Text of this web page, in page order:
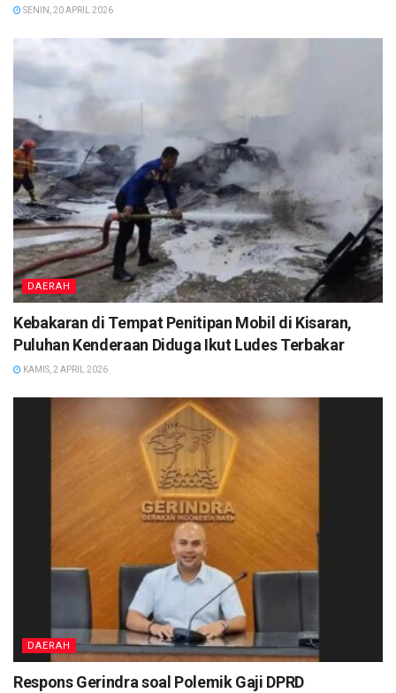
SENIN, 20 APRIL 2026
DAERAH
Kebakaran di Tempat Penitipan Mobil di Kisaran,
Puluhan Kenderaan Diduga Ikut Ludes Terbakar
KAMIS, 2 APRIL 2026
DAERAH
Respons Gerindra soal Polemik Gaji DPRD